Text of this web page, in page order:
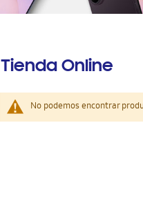
Tienda Online
No podemos encontrar